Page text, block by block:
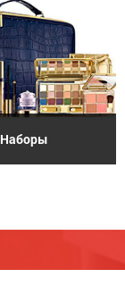
Наборы